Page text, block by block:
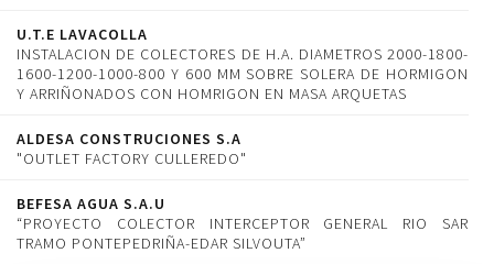
U.T.E LAVACOLLA
INSTALACION DE COLECTORES DE H.A. DIAMETROS 2000-1800-
1600-1200-1000-800 Y 600 MM SOBRE SOLERA DE HORMIGON
Y ARRIÑONADOS CON HOMRIGON EN MASA ARQUETAS
ALDESA CONSTRUCIONES S.A
"OUTLET FACTORY CULLEREDO"
BEFESA AGUA S.A.U
“PROYECTO COLECTOR INTERCEPTOR GENERAL RIO SAR
TRAMO PONTEPEDRIÑA-EDAR SILVOUTA”